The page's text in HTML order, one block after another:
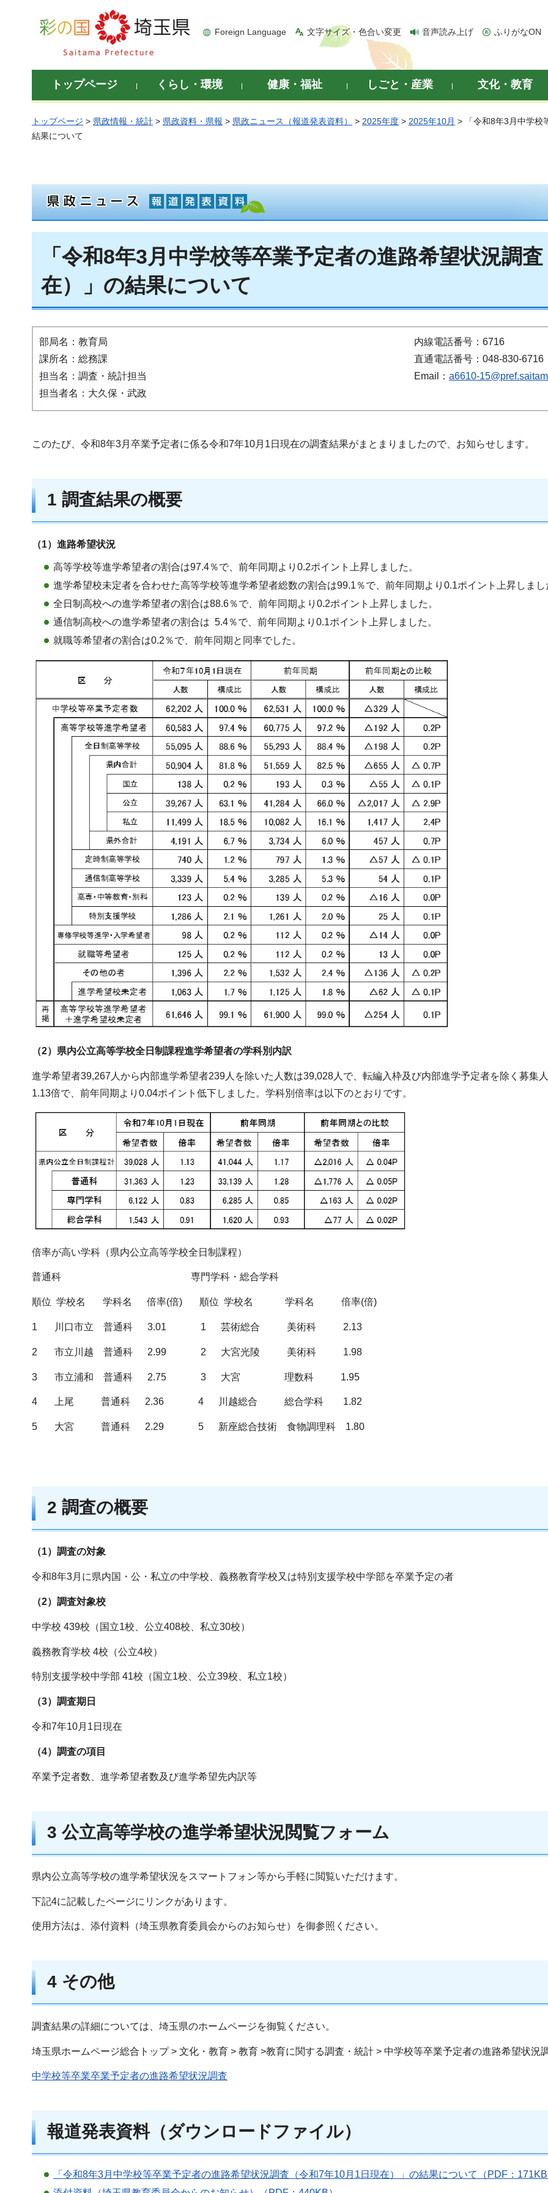
彩の国 埼玉県
Foreign Language 文字サイズ・色合い変更 音声読み上げ ふりがなON
トップページ くらし・環境 健康・福祉 しごと・産業 文化・教育
トップページ > 県政情報・統計 > 県政資料・県報 > 県政ニュース（報道発表資料） > 2025年度 > 2025年10月 > 「令和8年3月中学校
結果について
「令和8年3月中学校等卒業予定者の進路希望状況調
在）」の結果について
部局名：教育局
課所名：総務課
担当名：調査・統計担当
担当者名：大久保・武政
内線電話番号：6716
直通電話番号：048-830-6716
Email：a6610-
このたび、令和8年3月卒業予定者に係る令和7年10月1日現在の調査結果がまとまりましたので、お知らせします。
1 調査結果の概要
（1）進路希望状況
高等学校等進学希望者の割合は97.4％で、前年同期より0.2ポイント上昇しました。
進学希望校未定者を合わせた高等学校等進学希望者総数の割合は99.1％で、前年同期より0.1ポイント上昇しまし
全日制高校への進学希望者の割合は88.6％で、前年同期より0.2ポイント上昇しました。
通信制高校への進学希望者の割合は 5.4％で、前年同期より0.1ポイント上昇しました。
就職等希望者の割合は0.2％で、前年同期と同率でした。
（2）県内公立高等学校全日制課程進学希望者の学科別内訳
進学希望者39,267人から内部進学希望者239人を除いた人数は39,028人で、転編入枠及び内部進学予定者を除く募集
1.13倍で、前年同期より0.04ポイント低下しました。学科別倍率は以下のとおりです。
倍率が高い学科（県内公立高等学校全日制課程）
普通科 専門学科・総合学科
順位 学校名 学科名 倍率(倍) 順位 学校名 学科名 倍率(倍)
1 川口市立 普通科 3.01 1 芸術総合 美術科 2.13
2 市立川越 普通科 2.99 2 大宮光陵 美術科 1.98
3 市立浦和 普通科 2.75 3 大宮 理数科 1.95
4 上尾 普通科 2.36 4 川越総合 総合学科 1.82
5 大宮 普通科 2.29 5 新座総合技術 食物調理科 1.80
2 調査の概要
（1）調査の対象
令和8年3月に県内国・公・私立の中学校、義務教育学校又は特別支援学校中学部を卒業予定の者
（2）調査対象校
中学校 439校（国立1校、公立408校、私立30校）
義務教育学校 4校（公立4校）
特別支援学校中学部 41校（国立1校、公立39校、私立1校）
（3）調査期日
令和7年10月1日現在
（4）調査の項目
卒業予定者数、進学希望者数及び進学希望先内訳等
3 公立高等学校の進学希望状況閲覧フォーム
県内公立高等学校の進学希望状況をスマートフォン等から手軽に閲覧いただけます。
下記4に記載したページにリンクがあります。
使用方法は、添付資料（埼玉県教育委員会からのお知らせ）を御参照ください。
4 その他
調査結果の詳細については、埼玉県のホームページを御覧ください。
埼玉県ホームページ総合トップ > 文化・教育 > 教育 >教育に関する調査・統計 > 中学校等卒業予定者の進路希望状況
中学校等卒業卒業予定者の進路希望状況調査
報道発表資料（ダウンロードファイル）
「令和8年3月中学校等卒業予定者の進路希望状況調査（令和7年10月1日現在）」の結果について（PDF：